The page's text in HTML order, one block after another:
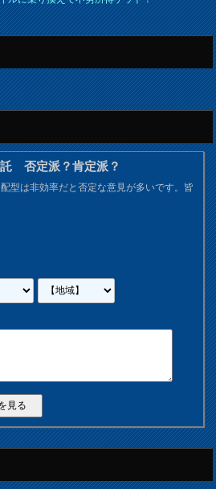
否定派？肯定派？
型は非効率だと否定な意見が多いです。皆